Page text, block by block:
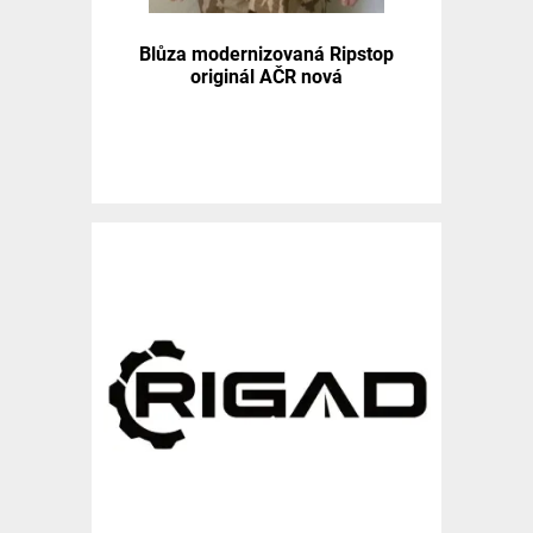
Blůza modernizovaná Ripstop
originál AČR nová